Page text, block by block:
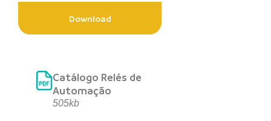
Download
Catálogo Relés de
Automação
505kb